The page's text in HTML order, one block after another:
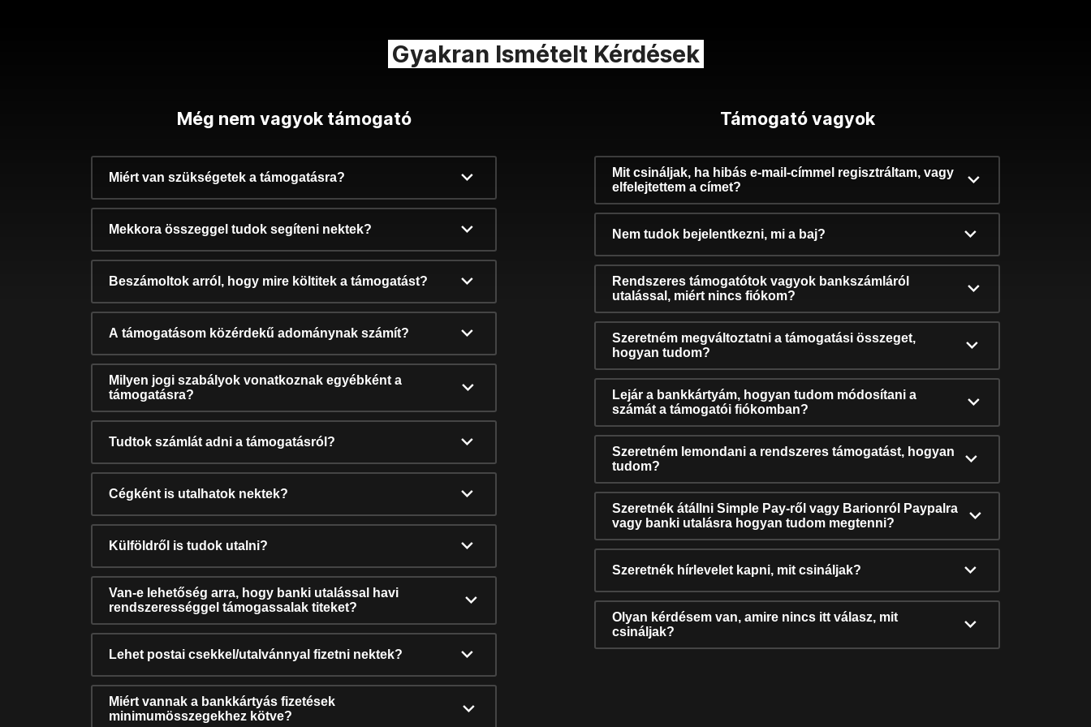
Gyakran Ismételt Kérdések
Még nem vagyok támogató
Miért van szükségetek a támogatásra?
Mekkora összeggel tudok segíteni nektek?
Beszámoltok arról, hogy mire költitek a támogatást?
A támogatásom közérdekű adománynak számít?
Milyen jogi szabályok vonatkoznak egyébként a
támogatásra?
Tudtok számlát adni a támogatásról?
Cégként is utalhatok nektek?
Külföldről is tudok utalni?
Van-e lehetőség arra, hogy banki utalással havi
rendszerességgel támogassalak titeket?
Lehet postai csekkel/utalvánnyal fizetni nektek?
Miért vannak a bankkártyás fizetések
minimumösszegekhez kötve?
Támogató vagyok
Mit csináljak, ha hibás e-mail-címmel regisztráltam, vagy
elfelejtettem a címet?
Nem tudok bejelentkezni, mi a baj?
Rendszeres támogatótok vagyok bankszámláról
utalással, miért nincs fiókom?
Szeretném megváltoztatni a támogatási összeget,
hogyan tudom?
Lejár a bankkártyám, hogyan tudom módosítani a
számát a támogatói fiókomban?
Szeretném lemondani a rendszeres támogatást, hogyan
tudom?
Szeretnék átállni Simple Pay-ről vagy Barionról Paypalra
vagy banki utalásra hogyan tudom megtenni?
Szeretnék hírlevelet kapni, mit csináljak?
Olyan kérdésem van, amire nincs itt válasz, mit
csináljak?